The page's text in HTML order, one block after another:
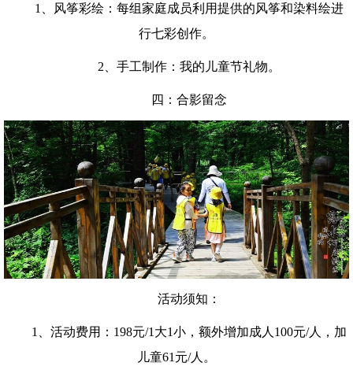
1、风筝彩绘：每组家庭成员利用提供的风筝和染料绘进
行七彩创作。
2、手工制作：我的儿童节礼物。
四：合影留念
活动须知：
1、活动费用：198元/1大1小，额外增加成人100元/人，加
儿童61元/人。